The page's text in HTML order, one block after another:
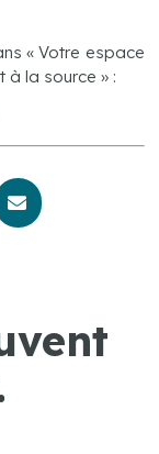
« Votre espace
à la source » :